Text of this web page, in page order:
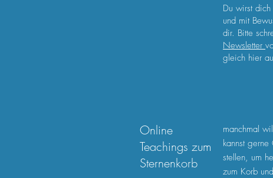
Du wirst
und mit
dir. Bitte
Newsletter
gleich hier
Online
Teachings zum
Sternenkorb
manchmal
kannst
stellen, um
zum Korb